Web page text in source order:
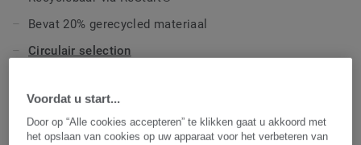
vlekken. Onze vloeren zijn vervaardigd met een ftalaatvrije
technologie en hebben een ultralage VOC-uitstoot
(vluchtige organische stoffen), wat bijdraagt aan een beter
binnenklimaat.
Bevat 20% gerecycled materiaal
Circulair selection
TECHNISCHE EN MILIEUSPECIFICATIES
Producttype: Heterogeen poly(vinyl chloride)
vloerbedekking
Voordat u start...
Door op “Alle cookies accepteren” te klikken gaat u akkoord met
het opslaan van cookies op uw apparaat voor het verbeteren van